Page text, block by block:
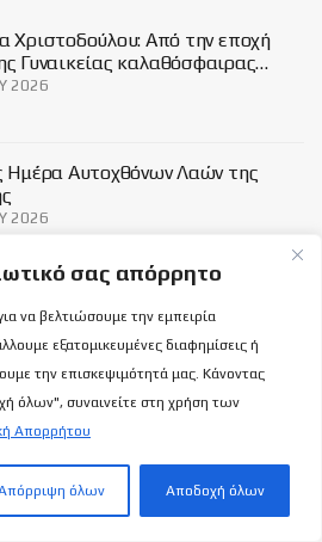
σας απόρρητο
να βελτιώσουμε την εμπειρία
εξατομικευμένες διαφημίσεις ή
την επισκεψιμότητά μας. Κάνοντας
όλων", συναινείτε στη χρήση των
Απορρήτου
όλων Αποδοχή όλων
Χριστοδούλου: Από την εποχή
Γυναικείας καλαθόσφαιρας…
2026
Ημέρα Αυτοχθόνων Λαών της
2026
νεαρούς μας…
2026